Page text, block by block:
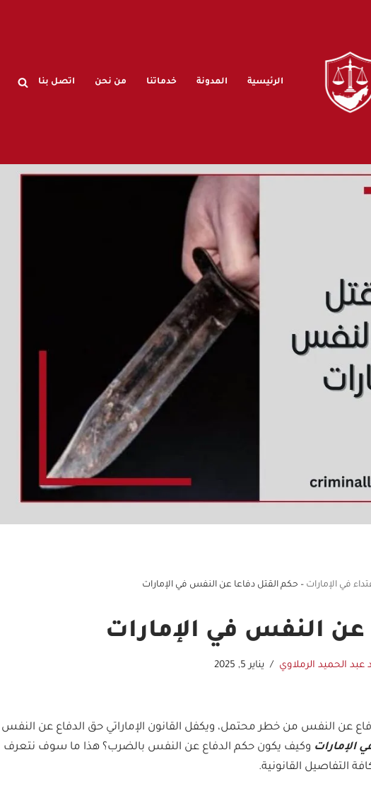
الرئيسية المدونة خدماتنا من نحن اتصل بنا
في الإمارات – حكم القتل دفاعا عن النفس في الإمارات
عن النفس في الإمارات
الحميد الرملاوي يناير 5, 2025
عن النفس من خطر محتمل، ويكفل القانون الإماراتي حق الدفاع عن النفس
الإمارات وكيف يكون حكم الدفاع عن النفس بالضرب؟ هذا ما سوف نتعرف
التفاصيل القانونية.